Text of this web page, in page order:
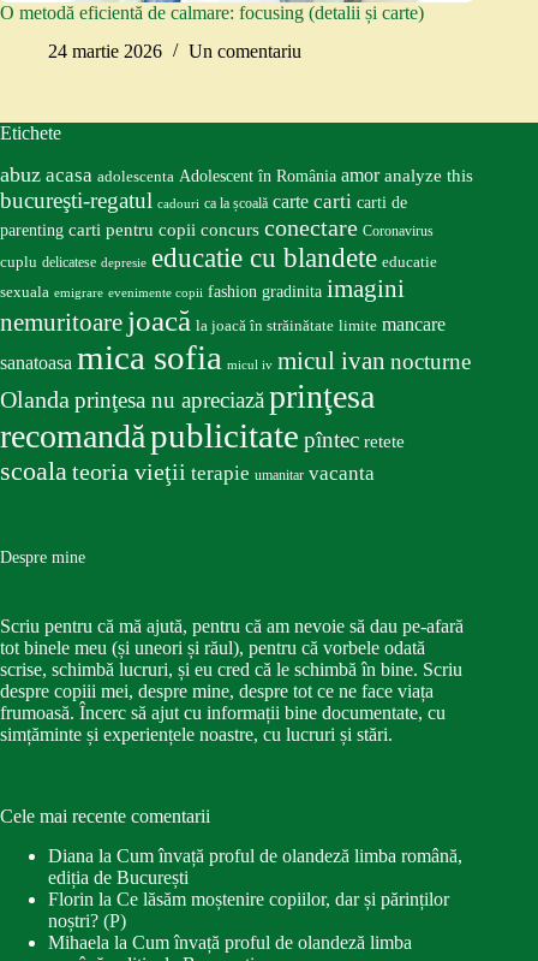
O metodă eficientă de calmare: focusing (detalii și carte)
24 martie 2026
Un comentariu
Etichete
abuz acasa adolescenta Adolescent în România amor analyze this
bucureşti-regatul cadouri ca la școală carte carti carti de
parenting carti pentru copii concurs conectare Coronavirus
cuplu delicatese depresie educatie cu blandete educatie
sexuala emigrare evenimente copii fashion gradinita imagini
nemuritoare joacă la joacă în străinătate limite mancare
sanatoasa mica sofia micul iv micul ivan nocturne
Olandaprinţesa nu apreciazăprinţesa
recomandăpublicitate pîntec retete
scoalateoria vieţii terapie umanitar vacanta
Despre mine
Scriu pentru că mă ajută, pentru că am nevoie să dau pe-afară
tot binele meu (și uneori și răul), pentru că vorbele odată
scrise, schimbă lucruri, și eu cred că le schimbă în bine. Scriu
despre copiii mei, despre mine, despre tot ce ne face viața
frumoasă. Încerc să ajut cu informații bine documentate, cu
simțăminte și experiențele noastre, cu lucruri și stări.
Cele mai recente comentarii
Diana la Cum învață proful de olandeză limba română,
ediția de București
Florin la Ce lăsăm moștenire copiilor, dar și părinților
noștri? (P)
Mihaela la Cum învață proful de olandeză limba